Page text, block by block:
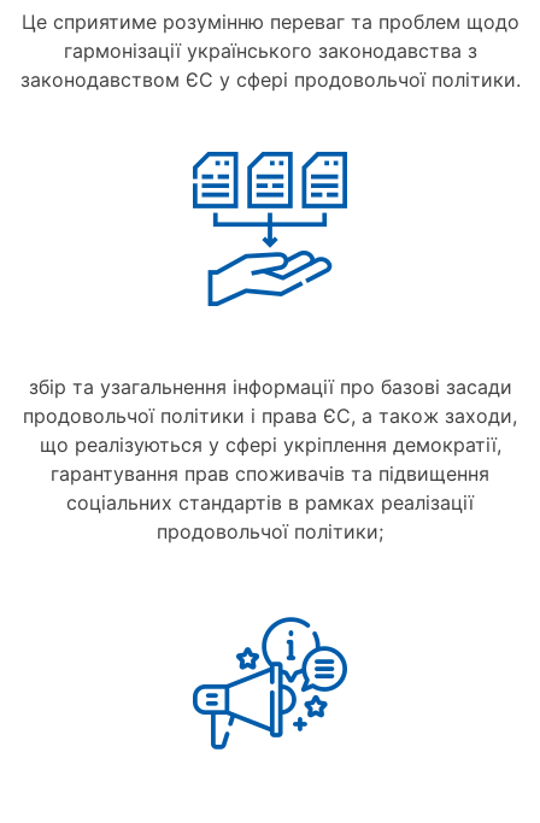
Це сприятиме розумінню переваг та проблем щодо
гармонізації українського законодавства з
законодавством ЄС у сфері продовольчої політики.
збір та узагальнення інформації про базові засади
продовольчої політики і права ЄС, а також заходи,
що реалізуються у сфері укріплення демократії,
гарантування прав споживачів та підвищення
соціальних стандартів в рамках реалізації
продовольчої політики;